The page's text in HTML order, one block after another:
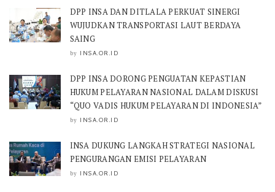
DPP INSA DAN DITLALA PERKUAT SINERGI
WUJUDKAN TRANSPORTASI LAUT BERDAYA
SAING
by INSA.OR.ID
DPP INSA DORONG PENGUATAN KEPASTIAN
HUKUM PELAYARAN NASIONAL DALAM DISKUSI
“QUO VADIS HUKUM PELAYARAN DI INDONESIA”
by INSA.OR.ID
INSA DUKUNG LANGKAH STRATEGI NASIONAL
PENGURANGAN EMISI PELAYARAN
by INSA.OR.ID